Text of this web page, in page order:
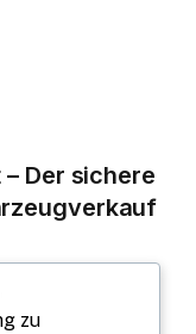
Der sichere
Menschen mit
werden
zu